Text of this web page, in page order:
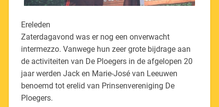
Ereleden
Zaterdagavond was er nog een onverwacht
intermezzo. Vanwege hun zeer grote bijdrage aan
de activiteiten van De Ploegers in de afgelopen 20
jaar werden Jack en Marie-José van Leeuwen
benoemd tot erelid van Prinsenvereniging De
Ploegers.